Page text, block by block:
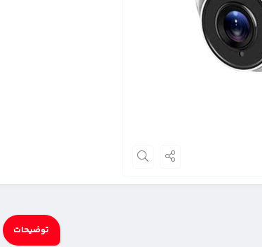
توضیحات